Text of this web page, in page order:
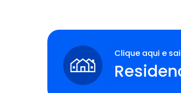
Clique aqui e